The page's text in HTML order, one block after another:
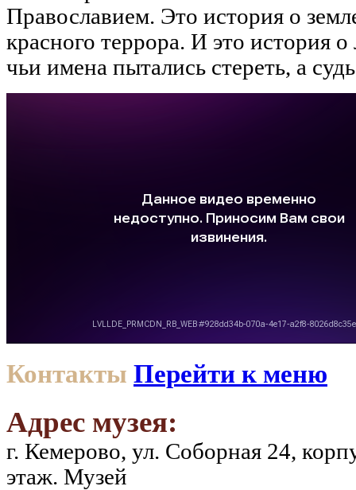
Православием. Это история о
красного террора. И это история
чьи имена пытались стереть, а
Контакты Перейти к меню
Адрес музея:
г. Кемерово, ул. Соборная 24,
этаж. Музей